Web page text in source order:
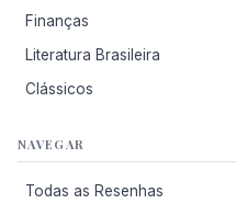
Finanças
Literatura Brasileira
Clássicos
NAVEGAR
Todas as Resenhas